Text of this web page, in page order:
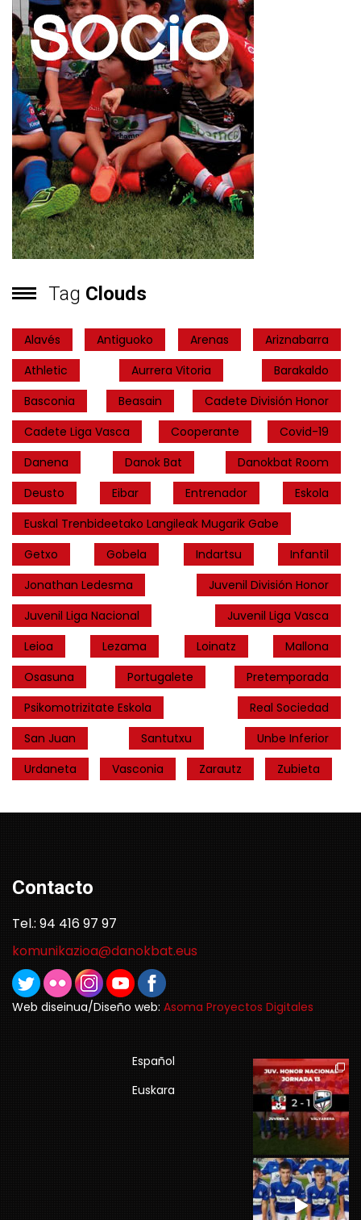
Tag Clouds
Alavés Antiguoko Arenas
Ariznabarra
Athletic
Aurrera Vitoria
Barakaldo
Basconia
Beasain
Cadete División Honor
Cadete Liga Vasca
Cooperante
Covid-19
Danena
Danok Bat
Danokbat Room
Deusto
Eibar Entrenador
Eskola
Euskal Trenbideetako Langileak Mugarik Gabe
Getxo
Gobela Indartsu
Infantil
Jonathan Ledesma
Juvenil División Honor
Juvenil Liga Nacional
Juvenil Liga Vasca
Leioa
Lezama Loinatz
Mallona
Osasuna
Portugalete
Pretemporada
Psikomotrizitate Eskola
Real Sociedad
San Juan
Santutxu
Unbe Inferior
Urdaneta
Vasconia Zarautz Zubieta
Contacto
Tel.: 94 416 97 97
komunikazioa@danokbat.eus
Web diseinua/Diseño web: Asoma Proyectos Digitales
Español
Euskara